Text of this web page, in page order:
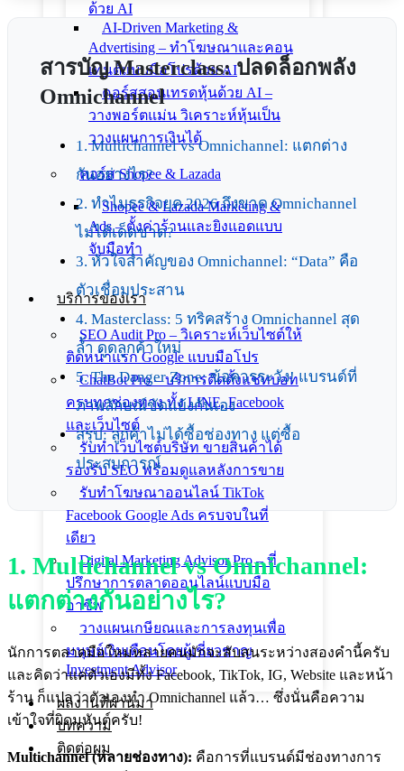
ด้วย AI
AI-Driven Marketing &
Advertising – ทำโฆษณาและคอน
เทนต์แบบมือโปรด้วย AI
คอร์สสอนเทรดหุ้นด้วย AI –
วางพอร์ตแม่น วิเคราะห์หุ้นเป็น
วางแผนการเงินได้
คอร์ส Shopee & Lazada
Shopee & Lazada Marketing &
Ads – ตั้งค่าร้านและยิงแอดแบบ
จับมือทำ
บริการของเรา
SEO Audit Pro – วิเคราะห์เว็บไซต์ให้
ติดหน้าแรก Google แบบมือโปร
ChatBot Pro – บริการติดตั้งแชทบอท
ครบทุกช่องทาง ทั้ง LINE, Facebook
และเว็บไซต์
รับทำเว็บไซต์บริษัท ขายสินค้าได้
รองรับ SEO พร้อมดูแลหลังการขาย
รับทำโฆษณาออนไลน์ TikTok
Facebook Google Ads ครบจบในที่
เดียว
Digital Marketing Advisor Pro – ที่
ปรึกษาการตลาดออนไลน์แบบมือ
อาชีพ
วางแผนเกษียณและการลงทุนเพื่อ
มนุษย์เงินเดือนโดยผู้เชี่ยวชาญ
Investment Advisor
ผลงานที่ผ่านมา
บทความ
ติดต่อผม
สารบัญ Masterclass: ปลดล็อกพลัง
Omnichannel
1. Multichannel vs Omnichannel: แตกต่าง
กันอย่างไร?
2. ทำไมธุรกิจยุค 2026 ถึงขาด Omnichannel
ไม่ได้เด็ดขาด?
3. หัวใจสำคัญของ Omnichannel: “Data” คือ
ตัวเชื่อมประสาน
4. Masterclass: 5 ทริคสร้าง Omnichannel สุด
ล้ำ ดูดลูกค้าใหม่
5. The Danger Zone: ข้อควรระวัง! แบรนด์ที่
ภาพลักษณ์ขัดแย้งกันเอง
สรุป: ลูกค้าไม่ได้ซื้อช่องทาง แต่ซื้อ
ประสบการณ์
1. Multichannel vs Omnichannel:
แตกต่างกันอย่างไร?
นักการตลาดมือใหม่หลายคนมักจะสับสนระหว่างสองคำนี้ครับ
และคิดว่าแค่ตัวเองมีทั้ง Facebook, TikTok, IG, Website และหน้า
ร้าน ก็แปลว่าตัวเองทำ Omnichannel แล้ว… ซึ่งนั่นคือความ
เข้าใจที่ผิดมหันต์ครับ!
Multichannel (หลายช่องทาง): คือการที่แบรนด์มีช่องทางการ